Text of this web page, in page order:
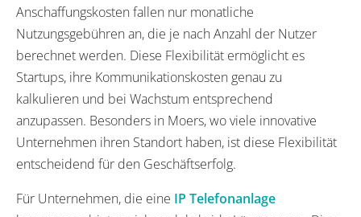
Anschaffungskosten fallen nur monatliche
Nutzungsgebühren an, die je nach Anzahl der Nutzer
berechnet werden. Diese Flexibilität ermöglicht es
Startups, ihre Kommunikationskosten genau zu
kalkulieren und bei Wachstum entsprechend
anzupassen. Besonders in Moers, wo viele innovative
Unternehmen ihren Standort haben, ist diese Flexibilität
entscheidend für den Geschäftserfolg.
Für Unternehmen, die eine IP Telefonanlage